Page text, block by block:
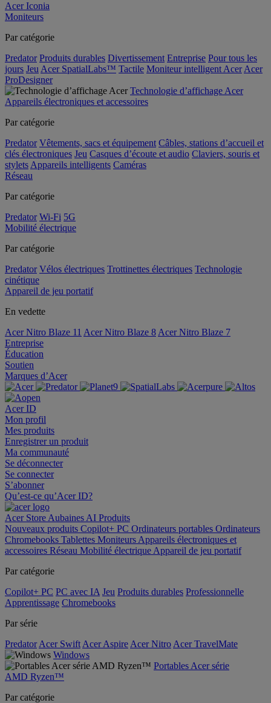
Acer Iconia
Moniteurs
Par catégorie
Predator Produits durables Divertissement Entreprise Pour tous les
jours Jeu Acer SpatialLabs™ Tactile Moniteur intelligent Acer Acer
ProDesigner
Technologie d’affichage Acer
Appareils électroniques et accessoires
Par catégorie
Predator Vêtements, sacs et équipement Câbles, stations d’accueil et
clés électroniques Jeu Casques d’écoute et audio Claviers, souris et
stylets Appareils intelligents Caméras
Réseau
Par catégorie
Predator Wi-Fi 5G
Mobilité électrique
Par catégorie
Predator Vélos électriques Trottinettes électriques Technologie
cinétique
Appareil de jeu portatif
En vedette
Acer Nitro Blaze 11 Acer Nitro Blaze 8 Acer Nitro Blaze 7
Entreprise
Éducation
Soutien
Marques d’Acer
Acer ID
Mon profil
Mes produits
Enregistrer un produit
Ma communauté
Se déconnecter
Se connecter
S’abonner
Qu’est-ce qu’Acer ID?
Acer Store Aubaines AI Produits
Nouveaux produits Copilot+ PC Ordinateurs portables Ordinateurs
Chromebooks Tablettes Moniteurs Appareils électroniques et
accessoires Réseau Mobilité électrique Appareil de jeu portatif
Par catégorie
Copilot+ PC PC avec IA Jeu Produits durables Professionnelle
Apprentissage Chromebooks
Par série
Predator Acer Swift Acer Aspire Acer Nitro Acer TravelMate
Windows
Portables Acer série
AMD Ryzen™
Par catégorie